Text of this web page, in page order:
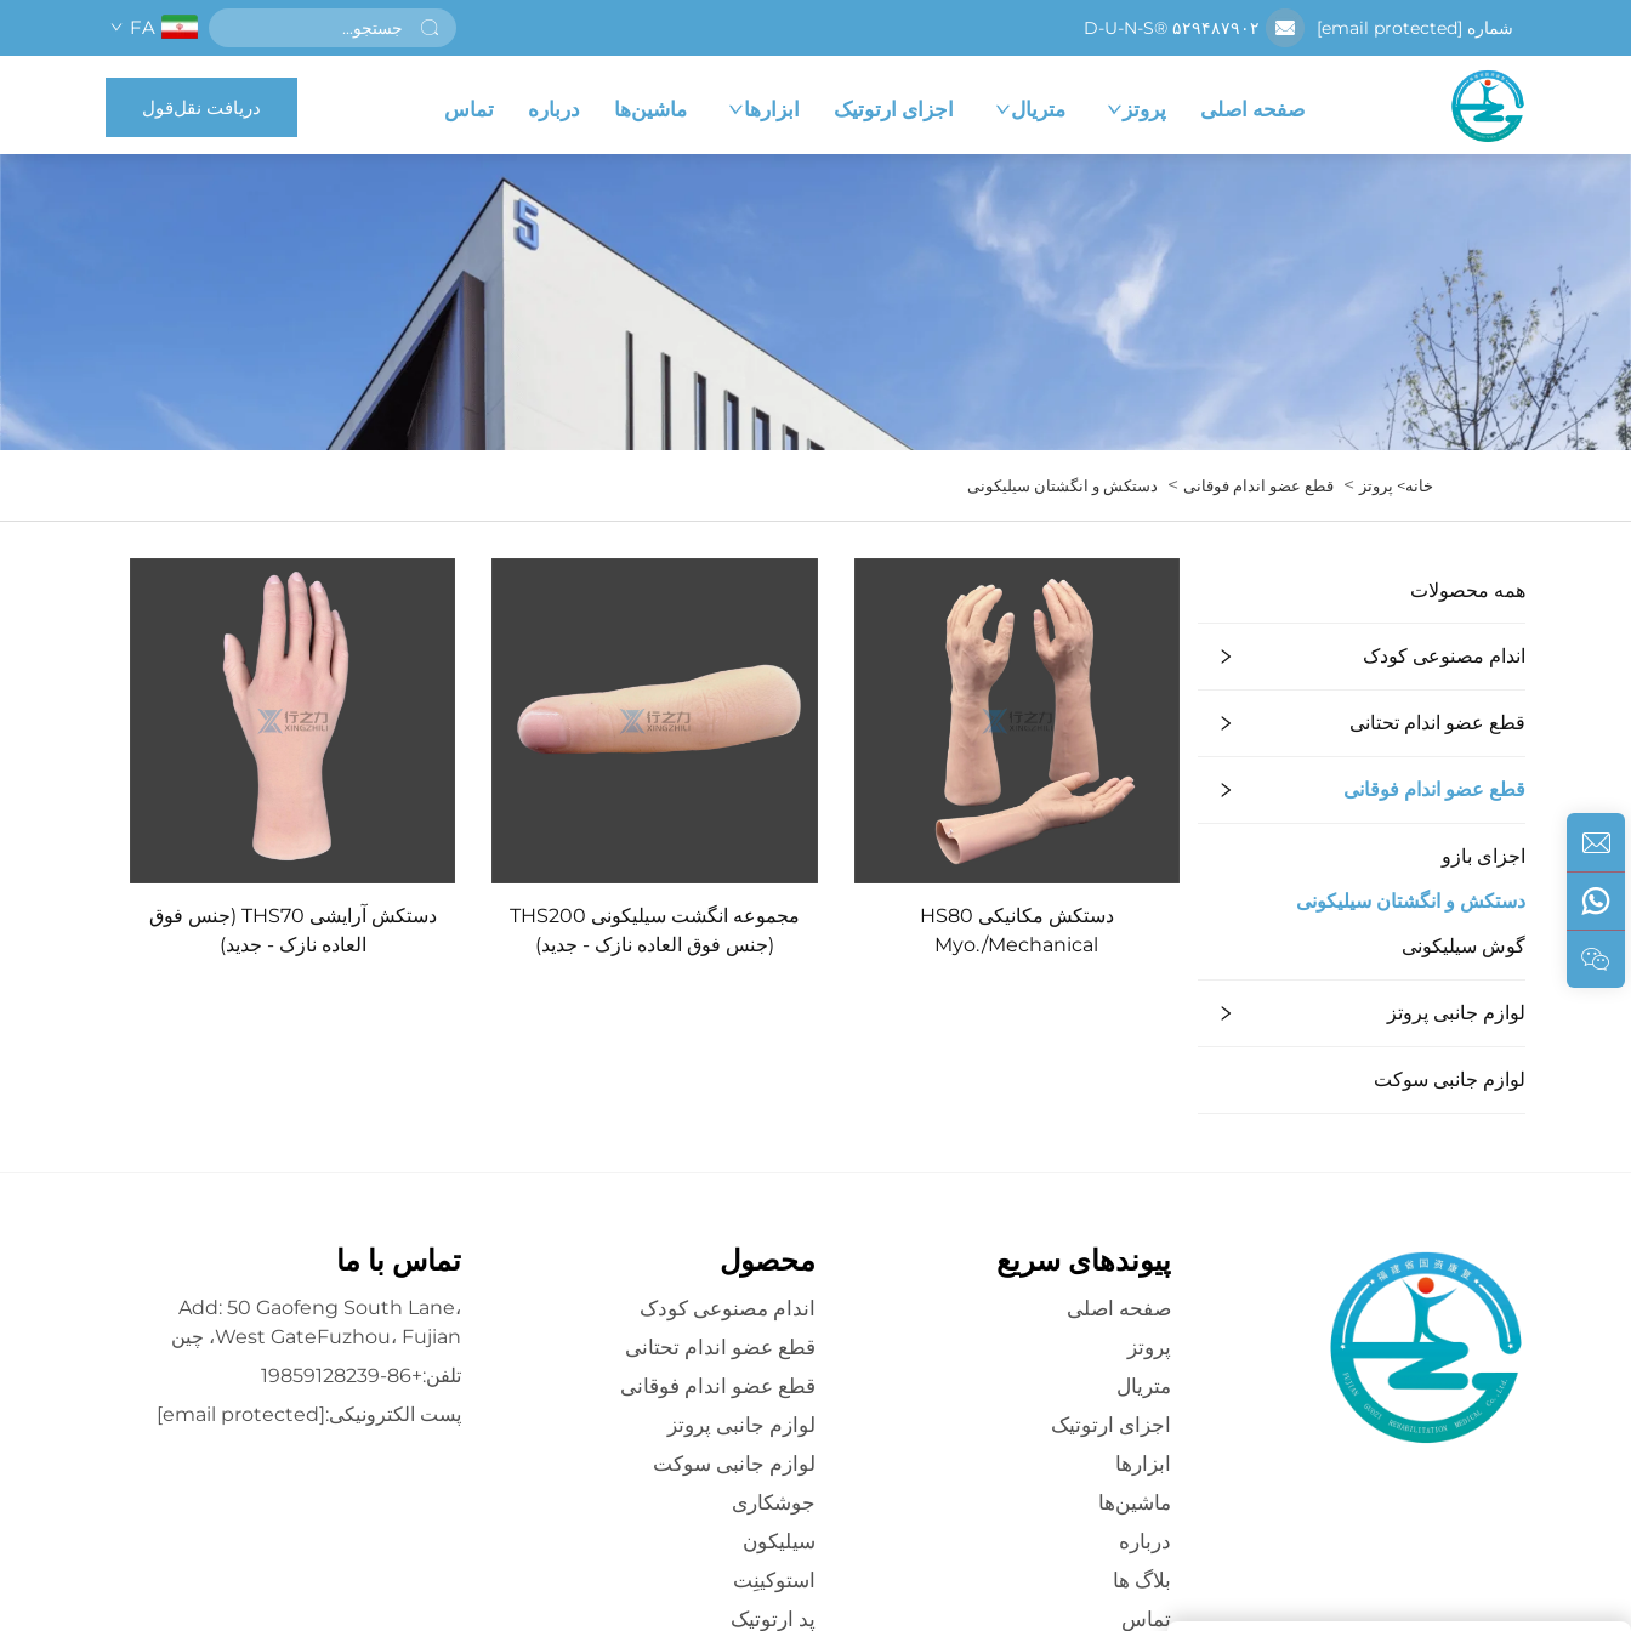
شماره D-U-N-S® ۵۲۹۴۸۷۹۰۲ [email protected]
FA
صفحه اصلی پروتز متریال اجزای ارتوتیک ابزارها ماشین‌ها درباره تماس دریافت نقل‌قول
خانه> پروتز > قطع عضو اندام فوقانی > دستکش و انگشتان سیلیکونی
همه محصولات
اندام مصنوعی کودک
قطع عضو اندام تحتانی
قطع عضو اندام فوقانی
اجزای بازو
دستکش و انگشتان سیلیکونی
گوش سیلیکونی
لوازم جانبی پروتز
لوازم جانبی سوکت
دستکش مکانیکی HS80
Myo./Mechanical
مجموعه انگشت سیلیکونی THS200
(جنس فوق العاده نازک - جدید)
دستکش آرایشی THS70 (جنس فوق
العاده نازک - جدید)
پیوندهای سریع
صفحه اصلی
پروتز
متریال
اجزای ارتوتیک
ابزارها
ماشین‌ها
درباره
بلاگ ها
تماس
محصول
اندام مصنوعی کودک
قطع عضو اندام تحتانی
قطع عضو اندام فوقانی
لوازم جانبی پروتز
لوازم جانبی سوکت
جوشکاری
سیلیکون
استوکینِت
پد ارتوتیک
تماس با ما
Add: 50 Gaofeng South Lane،
West GateFuzhou، Fujian، چین
تلفن:+86-19859128239
پست الکترونیکی:[email protected]